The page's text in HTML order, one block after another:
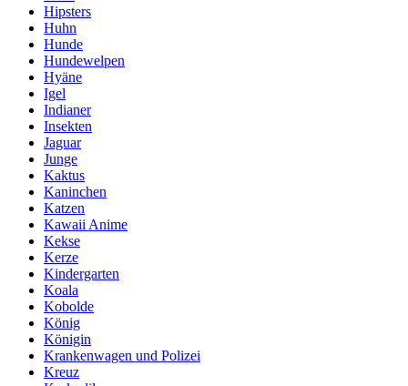
Hipsters
Huhn
Hunde
Hundewelpen
Hyäne
Igel
Indianer
Insekten
Jaguar
Junge
Kaktus
Kaninchen
Katzen
Kawaii Anime
Kekse
Kerze
Kindergarten
Koala
Kobolde
König
Königin
Krankenwagen und Polizei
Kreuz